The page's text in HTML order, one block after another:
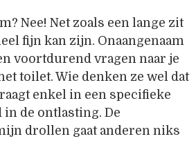
Nee! Net zoals een lange zit
fijn kan zijn. Onaangenaam
voortdurend vragen naar je
toilet. Wie denken ze wel dat
enkel in een specifieke
in de ontlasting. De
drollen gaat anderen niks